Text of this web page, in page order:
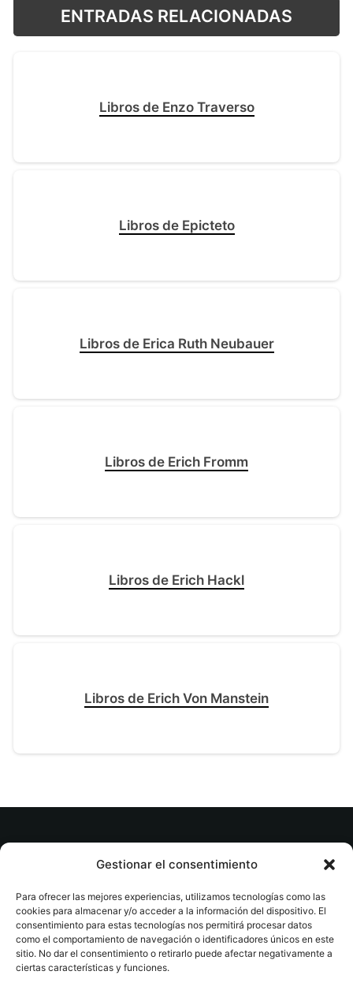
Gestionar el consentimiento
Para ofrecer las mejores experiencias, utilizamos tecnologías como las
cookies para almacenar y/o acceder a la información del dispositivo. El
consentimiento para estas tecnologías nos permitirá procesar datos
como el comportamiento de navegación o identificadores únicos en este
sitio. No dar el consentimiento o retirarlo puede afectar negativamente a
ciertas características y funciones.
ENTRADAS RELACIONADAS
Libros de Enzo Traverso
Libros de Epicteto
Libros de Erica Ruth Neubauer
Libros de Erich Fromm
Libros de Erich Hackl
Libros de Erich Von Manstein
© tuslibrosvip.com · Todos los derechos
Aviso legal|Accesibilidad